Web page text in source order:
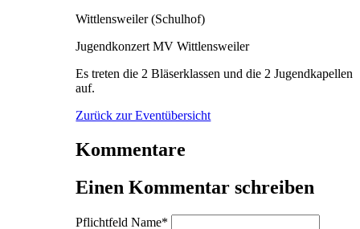
Wittlensweiler (Schulhof)
Jugendkonzert MV Wittlensweiler
Es treten die 2 Bläserklassen und die 2 Jugendkapellen
auf.
Zurück zur Eventübersicht
Kommentare
Einen Kommentar schreiben
PflichtfeldName*